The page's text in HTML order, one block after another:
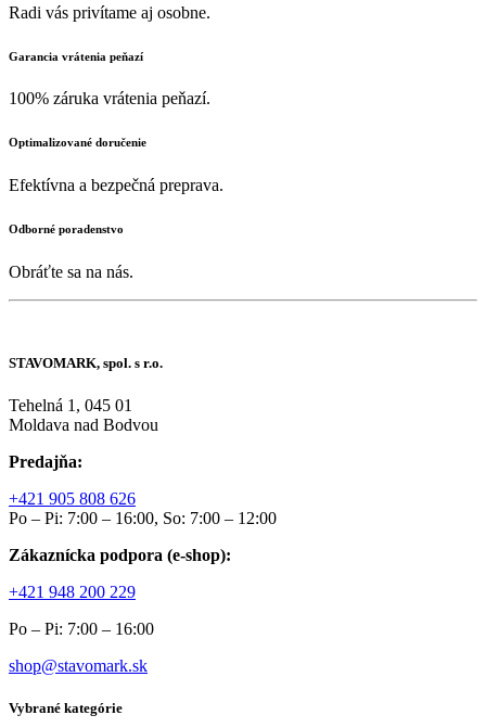
Radi vás privítame aj osobne.
Garancia vrátenia peňazí
100% záruka vrátenia peňazí.
Optimalizované doručenie
Efektívna a bezpečná preprava.
Odborné poradenstvo
Obráťte sa na nás.
STAVOMARK, spol. s r.o.
Tehelná 1, 045 01
Moldava nad Bodvou
Predajňa:
+421 905 808 626
Po – Pi: 7:00 – 16:00, So: 7:00 – 12:00
Zákaznícka podpora (e-shop):
+421 948 200 229
Po – Pi: 7:00 – 16:00
shop@stavomark.sk
Vybrané kategórie